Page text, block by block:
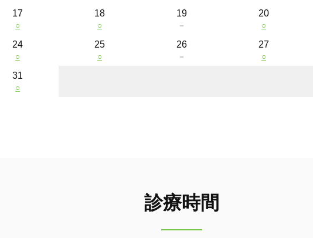
17
○
18
○
19
－
20
○
24
○
25
○
26
－
27
○
31
○
診療時間